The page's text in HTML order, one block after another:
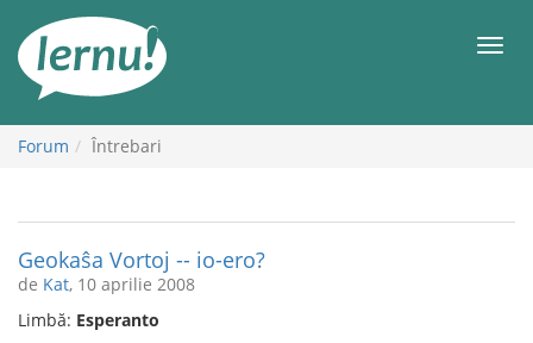
conținut
Forum Întrebari
Geokaŝa Vortoj -- io-ero?
de Kat, 10 aprilie 2008
Limbă: Esperanto